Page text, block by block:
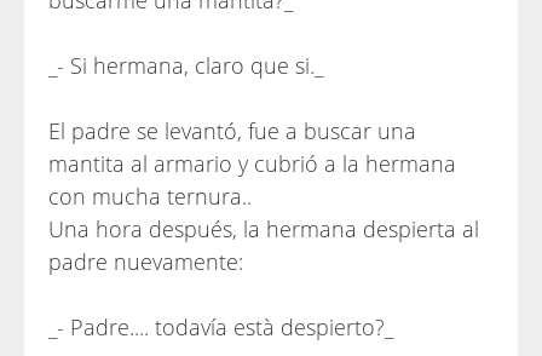
_- Si hermana, claro que si._
El padre se levantó, fue a buscar una
mantita al armario y cubrió a la hermana
con mucha ternura..
Una hora después, la hermana despierta al
padre nuevamente:
_- Padre.... todavía està despierto?_